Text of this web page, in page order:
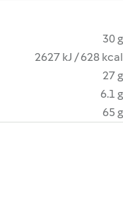
30 g
2627 kJ / 628 kcal
27 g
6.1 g
65 g